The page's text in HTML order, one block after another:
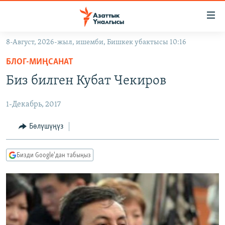
Навигацияга
өтүңүз
Издөөгө
салыңыз
КЫРГЫЗСТАН
САЯСАТ
ЭКОНОМИКА
ДҮЙНӨ
БОРБОР АЗИЯ
УКРАИНА
АТАЙЫН ИЛИКТӨӨ
БҮГҮН АЗАТТЫКТА
ЭКСПЕРТТЕР ТАЛДАЙТ
БИЗ ЖАНА ДҮЙНӨ
ДАНИСТЕ
ПОДКАСТ
ӨЗГӨЧӨ ПИКИР
Русский
8-Август, 2026-жыл, ишемби, Бишкек убактысы 10:16
БЛОГ-МИҢСАНАТ
Биз билген Кубат Чекиров
1-Декабрь, 2017
Бөлүшүңүз
Бизди Google'дан табыңыз